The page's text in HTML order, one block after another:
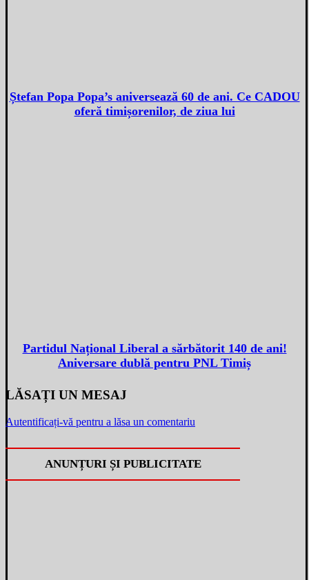
Ștefan Popa Popa’s aniversează 60 de ani. Ce CADOU
oferă timișorenilor, de ziua lui
Partidul Național Liberal a sărbătorit 140 de ani!
Aniversare dublă pentru PNL Timiș
LĂSAȚI UN MESAJ
Autentificați-vă pentru a lăsa un comentariu
ANUNȚURI ȘI PUBLICITATE